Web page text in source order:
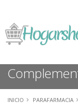
INICIO PARAFARMACIA